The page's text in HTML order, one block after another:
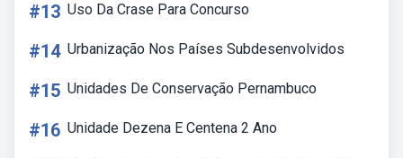
#13 Uso Da Crase Para Concurso
#14 Urbanização Nos Países Subdesenvolvidos
#15 Unidades De Conservação Pernambuco
#16 Unidade Dezena E Centena 2 Ano